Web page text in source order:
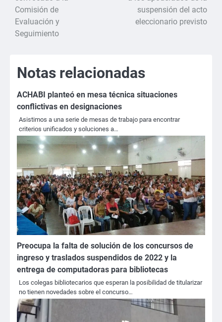
entradas
Comisión de
Evaluación y
Seguimiento
suspensión del acto
eleccionario previsto
Notas relacionadas
ACHABI planteó en mesa técnica situaciones
conflictivas en designaciones
Asistimos a una serie de mesas de trabajo para encontrar
criterios unificados y soluciones a…
Preocupa la falta de solución de los concursos de
ingreso y traslados suspendidos de 2022 y la
entrega de computadoras para bibliotecas
Los colegas bibliotecarios que esperan la posibilidad de titularizar
no tienen novedades sobre el concurso…